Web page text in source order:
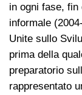
in ogni fase, fin
informale
Unite sullo
prima della
preparatorio
rappresentato